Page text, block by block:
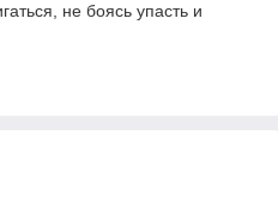
не боясь упасть и